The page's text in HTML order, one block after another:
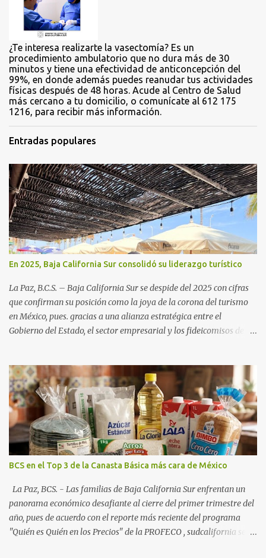
o
¿Te interesa realizarte la vasectomía? Es un
procedimiento ambulatorio que no dura más de 30
minutos y tiene una efectividad de anticoncepción del
99%, en donde además puedes reanudar tus actividades
físicas después de 48 horas. Acude al Centro de Salud
más cercano a tu domicilio, o comunícate al 612 175
1216, para recibir más información.
Entradas populares
En 2025, Baja California Sur consolidó su liderazgo turístico
La Paz, B.C.S. – Baja California Sur se despide del 2025 con cifras
que confirman su posición como la joya de la corona del turismo
en México, pues. gracias a una alianza estratégica entre el
Gobierno del Estado, el sector empresarial y los fideicomisos de
una derrama económica sin precedentes. Las proyecciones para
este periodo vacacional son optimistas, con un promedio estatal
que supera el 70% . Sin embargo, la sorpresa del año la ha dado el
norte del estado. Comondú encabeza las expectativas con un
impresionante 89% de ocupación, impulsado por el interés
creciente en el turismo de naturaleza. Le siguen destinos
consolidados y emergentes: Los Cabos: 72% promedio (esperando
picos del 79% en Año Nuevo). La Paz: 66%. Loreto: 58%. Mulegé:
54%. "Estamos viendo un fenómeno de diversificación. Ya no solo
vienen por el lujo de Los Cabos, sino por la aut...
BCS en el Top 3 de la Canasta Básica más cara de México
La Paz, BCS. - Las familias de Baja California Sur enfrentan un
panorama económico desafiante al cierre del primer trimestre del
año, pues de acuerdo con el reporte más reciente del programa
"Quién es Quién en los Precios" de la PROFECO , sudcalifornia se